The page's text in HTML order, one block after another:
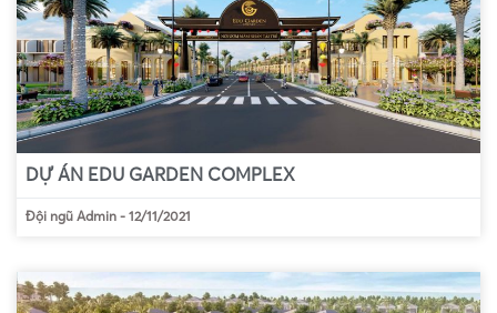
DỰ ÁN EDU GARDEN COMPLEX
Đội ngũ Admin - 12/11/2021